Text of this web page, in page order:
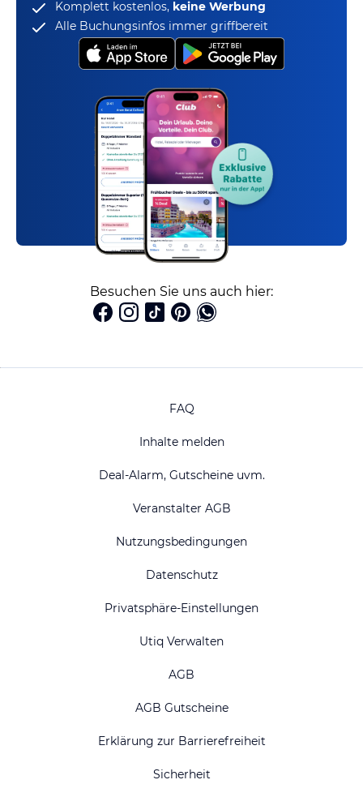
Komplett kostenlos, keine Werbung
Alle Buchungsinfos immer griffbereit
Besuchen Sie uns auch hier:
FAQ
Inhalte melden
Deal-Alarm, Gutscheine uvm.
Veranstalter AGB
Nutzungsbedingungen
Datenschutz
Privatsphäre-Einstellungen
Utiq Verwalten
AGB
AGB Gutscheine
Erklärung zur Barrierefreiheit
Sicherheit